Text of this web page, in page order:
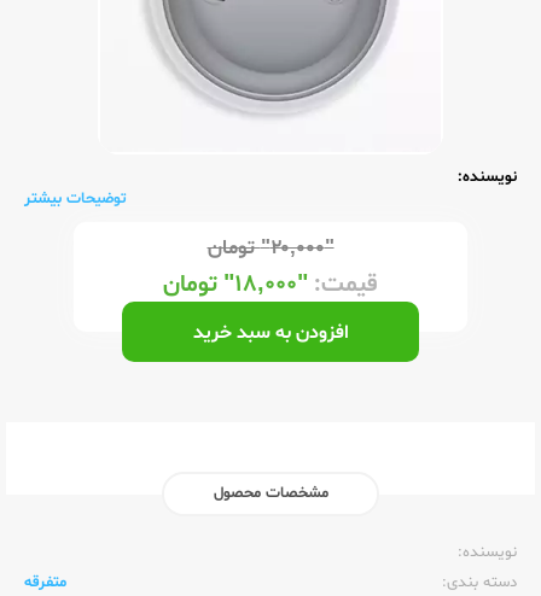
نویسنده:
توضیحات بیشتر
"۲۰,۰۰۰" تومان
قیمت: "۱۸,۰۰۰" تومان
افزودن به سبد خرید
مشخصات محصول
نویسنده:‌
دسته بندی:
متفرقه